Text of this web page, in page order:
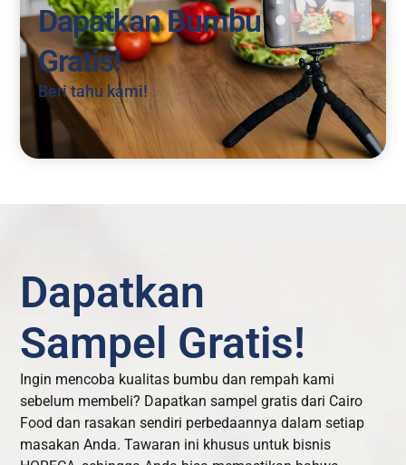
Dapatkan Bumbu
Gratis!
Beri tahu kami!
Dapatkan
Sampel Gratis!
Ingin mencoba kualitas bumbu dan rempah kami
sebelum membeli? Dapatkan sampel gratis dari Cairo
Food dan rasakan sendiri perbedaannya dalam setiap
masakan Anda. Tawaran ini khusus untuk bisnis